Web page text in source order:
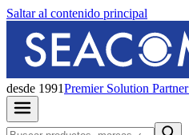
Saltar al contenido principal
desde 1991PremierSolution Partner